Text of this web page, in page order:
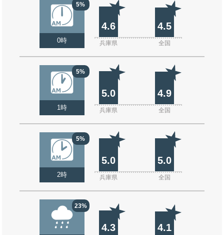
5%
0時
4.6 4.5
兵庫県 全国
5%
1時
5.0 4.9
兵庫県 全国
5%
2時
5.0 5.0
兵庫県 全国
23%
4.3 4.1